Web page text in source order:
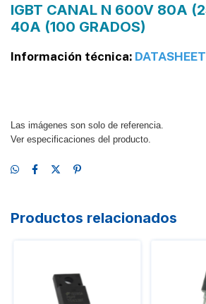
IGBT CANAL N 600V 80A
40A (100 GRADOS)
Información técnica: DATASHEET
Las imágenes son solo de referencia.
Ver especificaciones del producto.
Productos relacionados